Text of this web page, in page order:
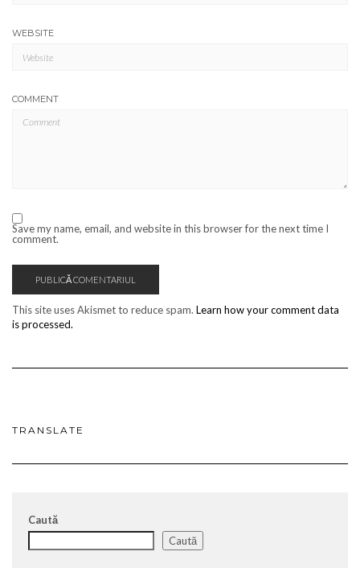
WEBSITE
COMMENT
Save my name, email, and website in this browser for the next time I
comment.
This site uses Akismet to reduce spam. Learn how your comment data
is processed.
TRANSLATE
Caută
Caută